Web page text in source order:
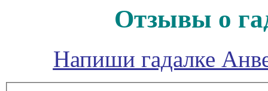
Отзывы о
Напиши гадалке